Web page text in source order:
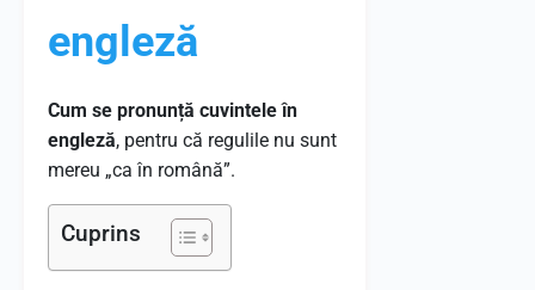
engleză
Cum se pronunță cuvintele în
engleză, pentru că regulile nu sunt
mereu „ca în română”.
Cuprins